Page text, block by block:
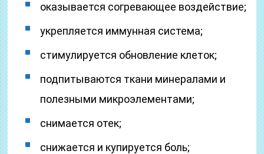
оказывается согревающее воздействие;
укрепляется иммунная система;
стимулируется обновление клеток;
подпитываются ткани минералами и
полезными микроэлементами;
снимается отек;
снижается и купируется боль;